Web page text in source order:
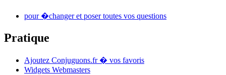
pour �changer et poser toutes vos questions
Pratique
Ajoutez Conjuguons.fr � vos favoris
Widgets Webmasters